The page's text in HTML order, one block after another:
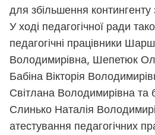
для збільшення контингенту
У ході педагогічної ради
педагогічні працівники
Володимирівна, Шепетюк
Бабіна Вікторія
Світлана Володимирівна та
Слинько Наталія
атестування педагогічних